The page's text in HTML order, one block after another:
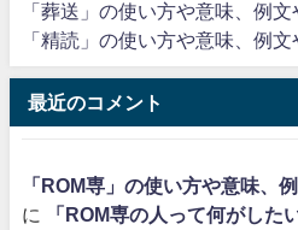
「葬送」の使い方や意味、例
「精読」の使い方や意味、例
最近のコメント
「ROM専」の使い方や意味、
に
「ROM専の人って何がした